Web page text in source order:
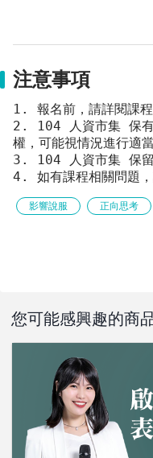
注意事項
1. 報名前，請詳閱課程
2. 104 人資市集 保有
權，可能視情況進行適
3. 104 人資市集 保留
4. 如有課程相關問題
影響說服 正向思考
您可能感興趣的商